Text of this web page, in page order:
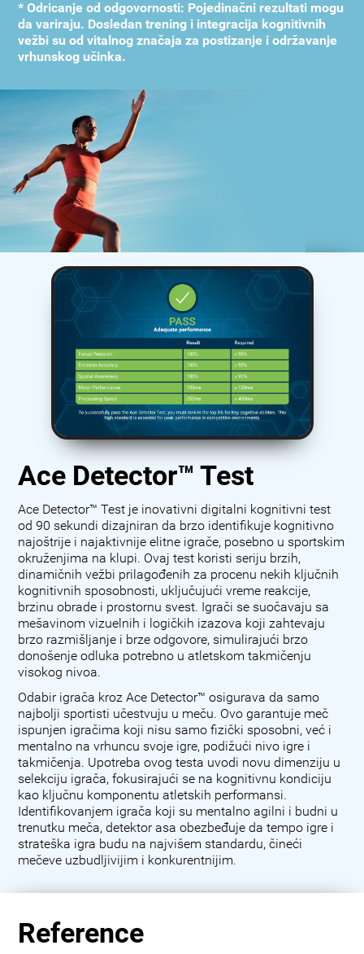
* Odricanje od odgovornosti: Pojedinačni rezultati mogu
da variraju. Dosledan trening i integracija kognitivnih
vežbi su od vitalnog značaja za postizanje i održavanje
vrhunskog učinka.
Ace Detector™ Test
Ace Detector™ Test je inovativni digitalni kognitivni test
od 90 sekundi dizajniran da brzo identifikuje kognitivno
najoštrije i najaktivnije elitne igrače, posebno u sportskim
okruženjima na klupi. Ovaj test koristi seriju brzih,
dinamičnih vežbi prilagođenih za procenu nekih ključnih
kognitivnih sposobnosti, uključujući vreme reakcije,
brzinu obrade i prostornu svest. Igrači se suočavaju sa
mešavinom vizuelnih i logičkih izazova koji zahtevaju
brzo razmišljanje i brze odgovore, simulirajući brzo
donošenje odluka potrebno u atletskom takmičenju
visokog nivoa.
Odabir igrača kroz Ace Detector™ osigurava da samo
najbolji sportisti učestvuju u meču. Ovo garantuje meč
ispunjen igračima koji nisu samo fizički sposobni, već i
mentalno na vrhuncu svoje igre, podižući nivo igre i
takmičenja. Upotreba ovog testa uvodi novu dimenziju u
selekciju igrača, fokusirajući se na kognitivnu kondiciju
kao ključnu komponentu atletskih performansi.
Identifikovanjem igrača koji su mentalno agilni i budni u
trenutku meča, detektor asa obezbeđuje da tempo igre i
strateška igra budu na najvišem standardu, čineći
mečeve uzbudljivijim i konkurentnijim.
Reference